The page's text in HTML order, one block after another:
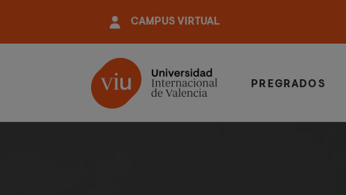
contenido
CAMPUS VIRTUAL
PREGRADOS